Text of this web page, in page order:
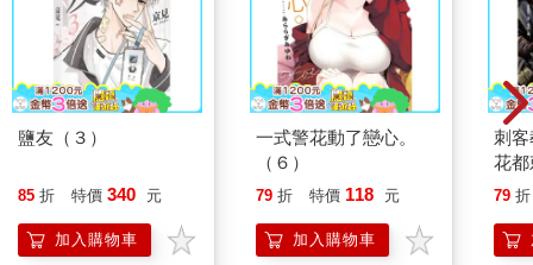
鹽友（３）
85 折 特價 340 元
加入購物車
一式警花動了戀心。
（６）
79 折 特價 118 元
加入購物車
刺客
花
光
79 折